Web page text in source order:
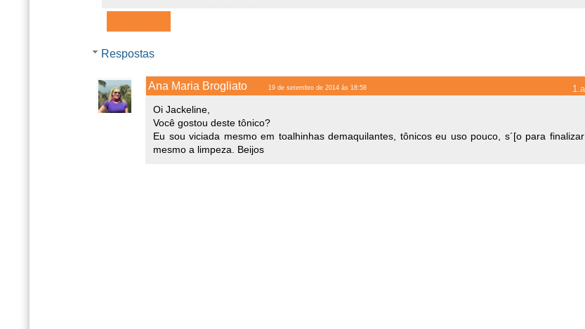
Respostas
Ana Maria Brogliato 19 de setembro de 2014 às 18:58
Oi Jackeline,
Você gostou deste tônico?
Eu sou viciada mesmo em toalhinhas demaquilantes, tônicos eu uso pouco, s´[o para finalizar
mesmo a limpeza. Beijos